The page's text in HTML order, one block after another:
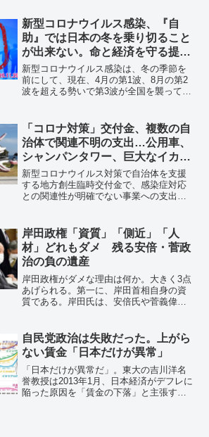
られているのだ。
基礎とする民主主義を損なうおそれがあ
る。安倍晋三氏に対する「国葬」に反対
の意を表したい。
新型コロナウイルス感染、『自
助』では日本の冬を乗り切ること
が出来ない。命と経済を守る提言
!!
新型コロナウイルス感染は、冬の季節を
前にして、現在、4月の第1波、8月の第2
波を超える勢いで第3波が全国を襲ってい
新している。感染状況を一目でわかるよ
うに、データをグラフで視覚化した。
「コロナ対策」交付金、複数の自
治体で関連不明の支出…公用車、
シャンパンタワー、巨大なイカの
像 海外まで話題が波及
新型コロナウイルス対策で自治体を支援
する地方創生臨時交付金で、感染症対応
との関連性が明確でない事業への支出が
県民による結婚式の費用に充てられてい
た。石川県能登町越坂の観光交流施設
「イカの駅つくモール」に設置された巨
大なイカのモニュメントは英BBC放送な
ど海外メディアが続々と報道。
岸田政権「資質」「側近」「人
材」どれもダメ 残る安倍・菅政
治の負の遺産
岸田政権がダメな理由は何か。大きく3点
あげられる。第一に、岸田首相自身の資
質である。岸田氏は、安倍氏や菅義偉前
面、優柔不断で迅速な決断ができない。
自民党政治は失敗だった。上がら
ない賃金「日本だけが異常」
「日本だけが異常だ」。東大の吉川洋名
誉教授は2013年1月、日本経済がデフレに
陥った原因を「賃金の下落」と主張する